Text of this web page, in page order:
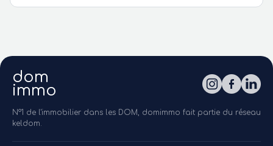
dom
immo
N°1 de l'immobilier dans les DOM, domimmo fait partie du réseau
keldom.